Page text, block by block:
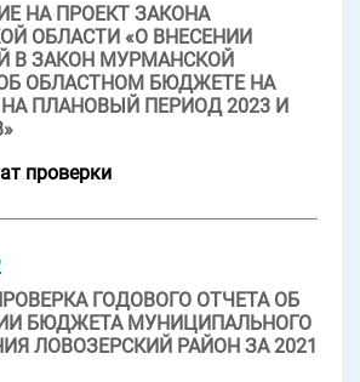
НА ПРОЕКТ ЗАКОНА
ОБЛАСТИ «О ВНЕСЕНИИ
В ЗАКОН МУРМАНСКОЙ
ОБЛАСТНОМ БЮДЖЕТЕ НА
НА ПЛАНОВЫЙ ПЕРИОД 2023 И
проверки
ГОДОВОГО ОТЧЕТА ОБ
БЮДЖЕТА МУНИЦИПАЛЬНОГО
ЛОВОЗЕРСКИЙ РАЙОН ЗА 2021